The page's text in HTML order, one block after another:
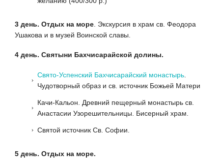
3 день. Отдых на море. Экскурсия в храм св. Феодора
Ушакова и в музей Воинской славы.
4 день. Святыни Бахчисарайской долины.
Свято-Успенский Бахчисарайский монастырь.
Чудотворный образ и св. источник Божьей Матери
Качи-Кальон. Древний пещерный монастырь св.
Анастасии Узорешительницы. Бисерный храм.
Святой источник Св. Софии.
5 день. Отдых на море.